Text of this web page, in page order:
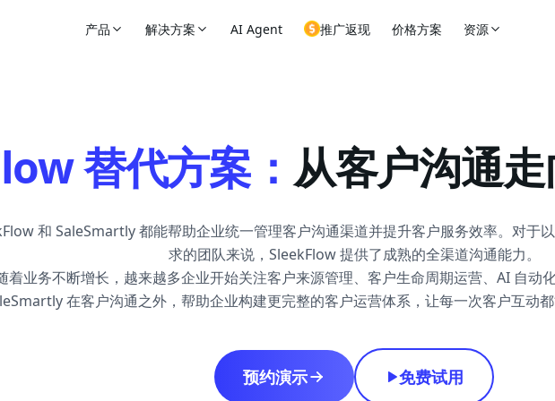
产品 解决方案 AI Agent 推广返现 价格方案 资源
替代方案： 从客户沟通
和 SaleSmartly 都能帮助企业统一管理客户沟通渠道并提升客户服务效率。对于
求的团队来说，SleekFlow 提供了成熟的全渠道沟通能力。
着业务不断增长，越来越多企业开始关注客户来源管理、客户生命周期运营、AI 自动
在客户沟通之外，帮助企业构建更完整的客户运营体系，让每一次客户互动
预约演示 免费试用